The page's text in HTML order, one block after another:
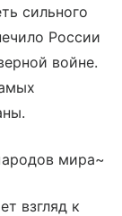
сильного
России
войне.
мира~
взгляд к